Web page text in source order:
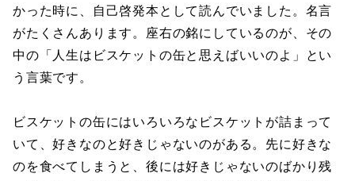
かった時に、自己啓発本として読んでいました。名言
がたくさんあります。座右の銘にしているのが、その
中の「人生はビスケットの缶と思えばいいのよ」とい
う言葉です。
ビスケットの缶にはいろいろなビスケットが詰まって
いて、好きなのと好きじゃないのがある。先に好きな
のを食べてしまうと、後には好きじゃないのばかり残